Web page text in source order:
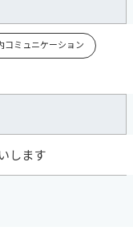
コミュニケーション
します